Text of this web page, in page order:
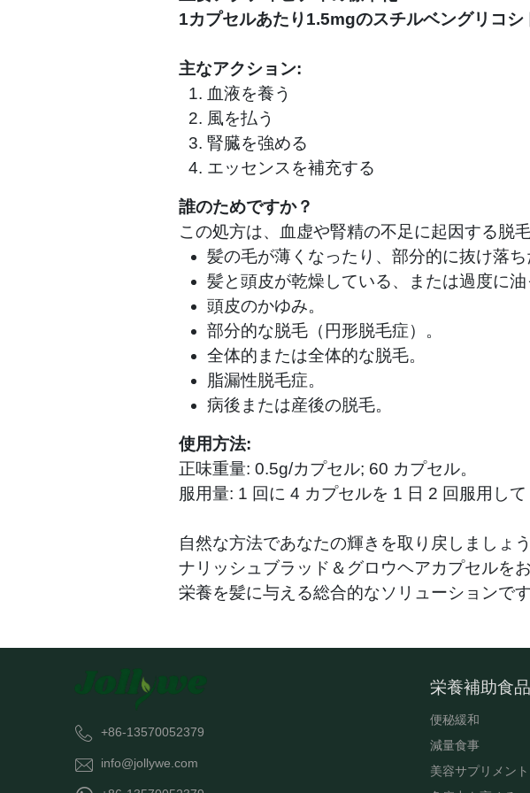
1カプセルあたり1.5mgのスチルベングリコシ
主なアクション:
血液を養う
風を払う
腎臓を強める
エッセンスを補充する
誰のためですか？
この処方は、血虚や腎精の不足に起因する脱
髪の毛が薄くなったり、部分的に抜け落ち
髪と頭皮が乾燥している、または過度に油
頭皮のかゆみ。
部分的な脱毛（円形脱毛症）。
全体的または全体的な脱毛。
脂漏性脱毛症。
病後または産後の脱毛。
使用方法:
正味重量: 0.5g/カプセル; 60 カプセル。
服用量: 1 回に 4 カプセルを 1 日 2 回服用して
自然な方法であなたの輝きを取り戻しましょう
ナリッシュブラッド＆グロウヘアカプセルを
栄養を髪に与える総合的なソリューションです
+86-13570052379
info@jollywe.com
栄養補助食品
便秘緩和
減量食事
美容サプリメント